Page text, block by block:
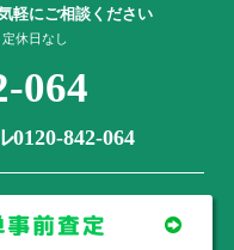
軽にご相談ください
休日なし
064
842-064